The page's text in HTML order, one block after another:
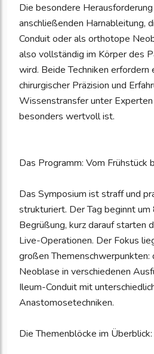
Die besondere
anschließenden Harnableitung,
Conduit oder als orthotope
also vollständig im Körper des
wird. Beide Techniken erfordern
chirurgischer Präzision und
Wissenstransfer unter
besonders wertvoll ist.
Das Programm: Vom
Das Symposium ist straff und
strukturiert. Der Tag beginnt
Begrüßung, kurz darauf starten
Live-Operationen. Der Fokus
großen Themenschwerpunkten:
Neoblase in verschiedenen
Ileum-Conduit mit
Anastomosetechniken.
Die Themenblöcke im Überblick: